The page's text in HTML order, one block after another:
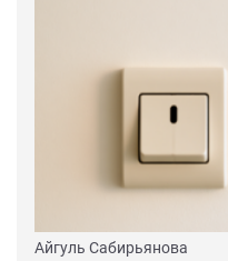
Айгуль Сабирьянова